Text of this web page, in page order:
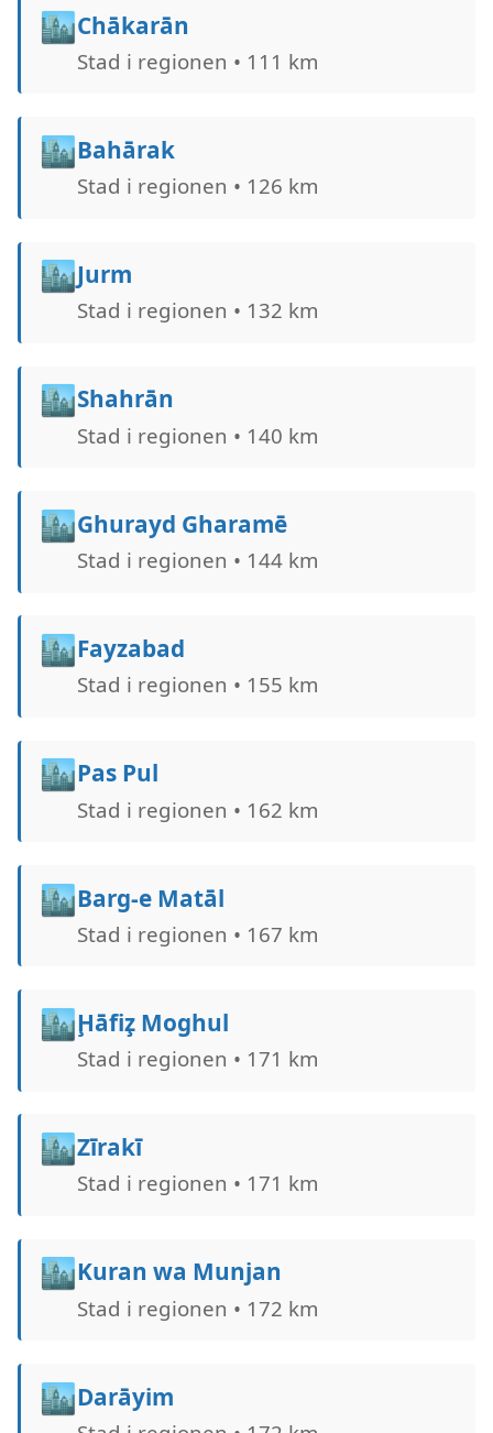
🏙️Chākarān
Stad i regionen • 111 km
🏙️Bahārak
Stad i regionen • 126 km
🏙️Jurm
Stad i regionen • 132 km
🏙️Shahrān
Stad i regionen • 140 km
🏙️Ghurayd Gharamē
Stad i regionen • 144 km
🏙️Fayzabad
Stad i regionen • 155 km
🏙️Pas Pul
Stad i regionen • 162 km
🏙️Barg-e Matāl
Stad i regionen • 167 km
🏙️Ḩāfiz̧ Moghul
Stad i regionen • 171 km
🏙️Zīrakī
Stad i regionen • 171 km
🏙️Kuran wa Munjan
Stad i regionen • 172 km
🏙️Darāyim